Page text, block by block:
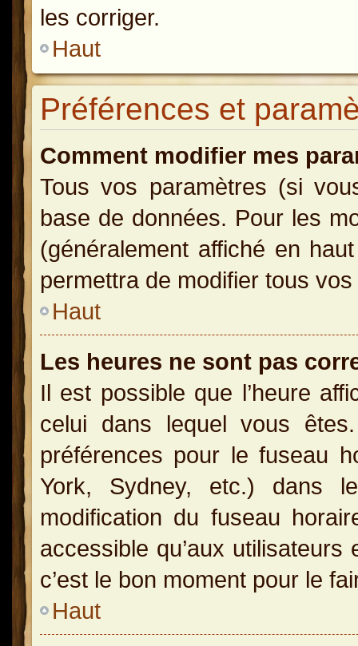
les corriger.
Haut
Préférences et
Comment modifier mes
Tous vos paramètres (si
base de données. Pour les
(généralement affiché en
permettra de modifier tous
Haut
Les heures ne sont pas
Il est possible que l’heure
celui dans lequel vous
préférences pour le fuseau
York, Sydney, etc.) dans
modification du fuseau
accessible qu’aux
c’est le bon moment pour le
Haut